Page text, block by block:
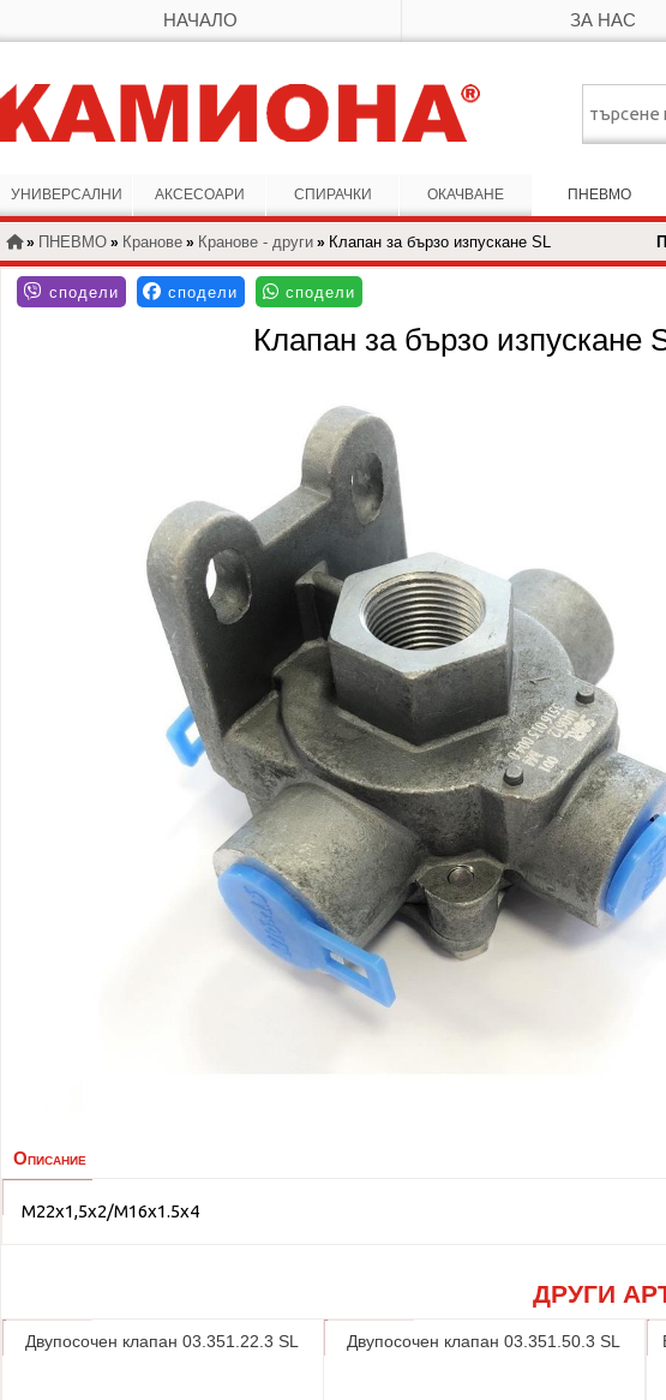
НАЧАЛО ЗА НАС
УНИВЕРСАЛНИ АКСЕСОАРИ СПИРАЧКИ ОКАЧВАНЕ ПНЕВМО
» ПНЕВМО » Кранове » Кранове - други » Клапан за бързо изпускане SL
Клапан за бързо изпускане
Описание
М22х1,5х2/М16х1.5х4
ДРУГИ
Двупосочен клапан 03.351.22.3 SL Двупосочен клапан 03.351.50.3 SL